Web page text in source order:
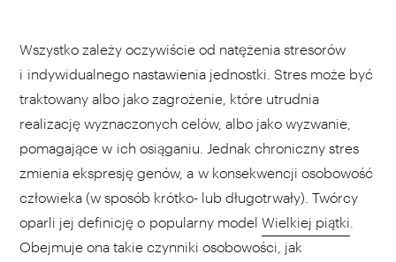
Wszystko zależy oczywiście od natężenia stresorów
i indywidualnego nastawienia jednostki. Stres może być
traktowany albo jako zagrożenie, które utrudnia
realizację wyznaczonych celów, albo jako wyzwanie,
pomagające w ich osiąganiu. Jednak chroniczny stres
zmienia ekspresję genów, a w konsekwencji osobowość
człowieka (w sposób krótko- lub długotrwały). Twórcy
oparli jej definicję o popularny model Wielkiej piątki
Obejmuje ona takie czynniki osobowości, jak